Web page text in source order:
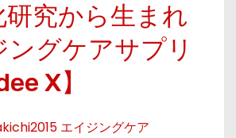
究から生まれ
ングケアサプリ
X】
エイジングケア